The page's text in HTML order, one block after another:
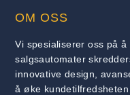
OM OSS
Vi spesialiserer oss på
salgsautomater
innovative design,
å øke